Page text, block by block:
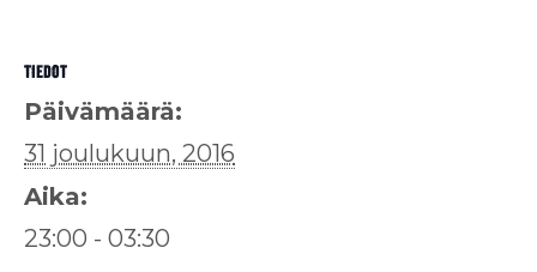
TIEDOT
Päivämäärä:
31 joulukuun, 2016
Aika:
23:00 - 03:30